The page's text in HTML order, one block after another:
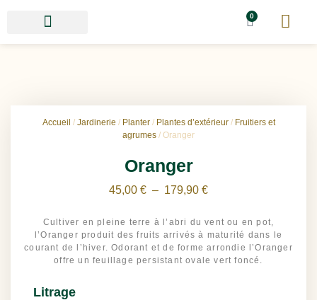
0
Accueil / Jardinerie / Planter/ Plantes d’extérieur/ Fruitiers et
agrumes / Oranger
Oranger
45,00 € – 179,90 €
Cultiver en pleine terre à l’abri du vent ou en pot,
l’Oranger produit des fruits arrivés à maturité dans le
courant de l’hiver. Odorant et de forme arrondie l’Oranger
offre un feuillage persistant ovale vert foncé.
Litrage